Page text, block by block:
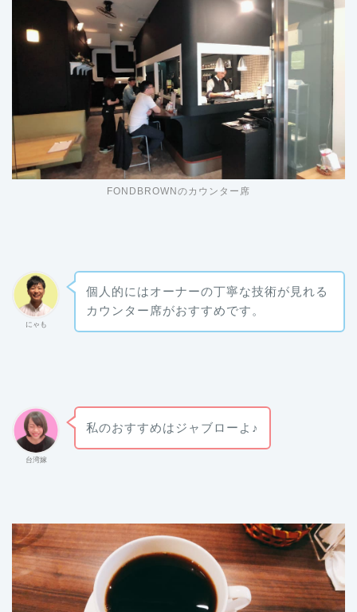
FONDBROWNのカウンター席
にゃも
個人的にはオーナーの丁寧な技術が見れる
カウンター席がおすすめです。
台湾嫁
私のおすすめはジャブローよ♪